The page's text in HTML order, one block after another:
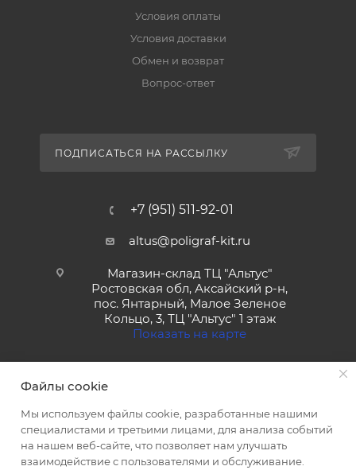
Условия оплаты
Условия доставки
Обмен и возврат
Вопрос-ответ
ПОДПИСАТЬСЯ НА РАССЫЛКУ
+7 (951) 511-92-01
altus@poligraf-kit.ru
Магазин-склад ТЦ "Альтус"
Ростовская обл, Аксайский р-н,
пос. Янтарный, Малое Зеленое
Кольцо, 3, ТЦ "Альтус" 1 этаж
Показать на карте
2026 © Полиграф кит - интернет-магазин
Файлы cookie
Мы используем файлы cookie, разработанные нашими
специалистами и третьими лицами, для анализа событий
на нашем веб-сайте, что позволяет нам улучшать
взаимодействие с пользователями и обслуживание.